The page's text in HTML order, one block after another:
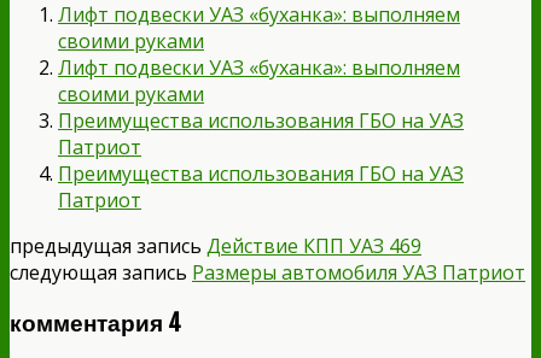
Лифт подвески УАЗ «буханка»: выполняем
своими руками
Лифт подвески УАЗ «буханка»: выполняем
своими руками
Преимущества использования ГБО на УАЗ
Патриот
Преимущества использования ГБО на УАЗ
Патриот
предыдущая запись Действие КПП УАЗ 469
следующая запись Размеры автомобиля УАЗ Патриот
комментария 4